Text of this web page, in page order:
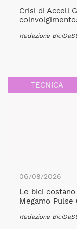
Crisi di Accell
Redazione
TECNICA
06/08/2026
Le bici
Megamo Pulse
Redazione